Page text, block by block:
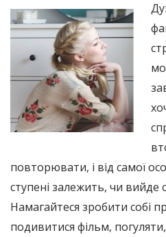
повторювати, і від самої
ступені залежить, чи вийде
Намагайтеся зробити собі
подивитися фільм,